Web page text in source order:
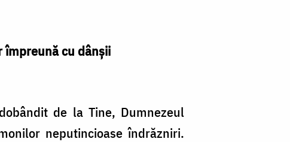
împreună cu dânşii
de la Tine, Dumnezeul
neputincioase îndrăzniri.